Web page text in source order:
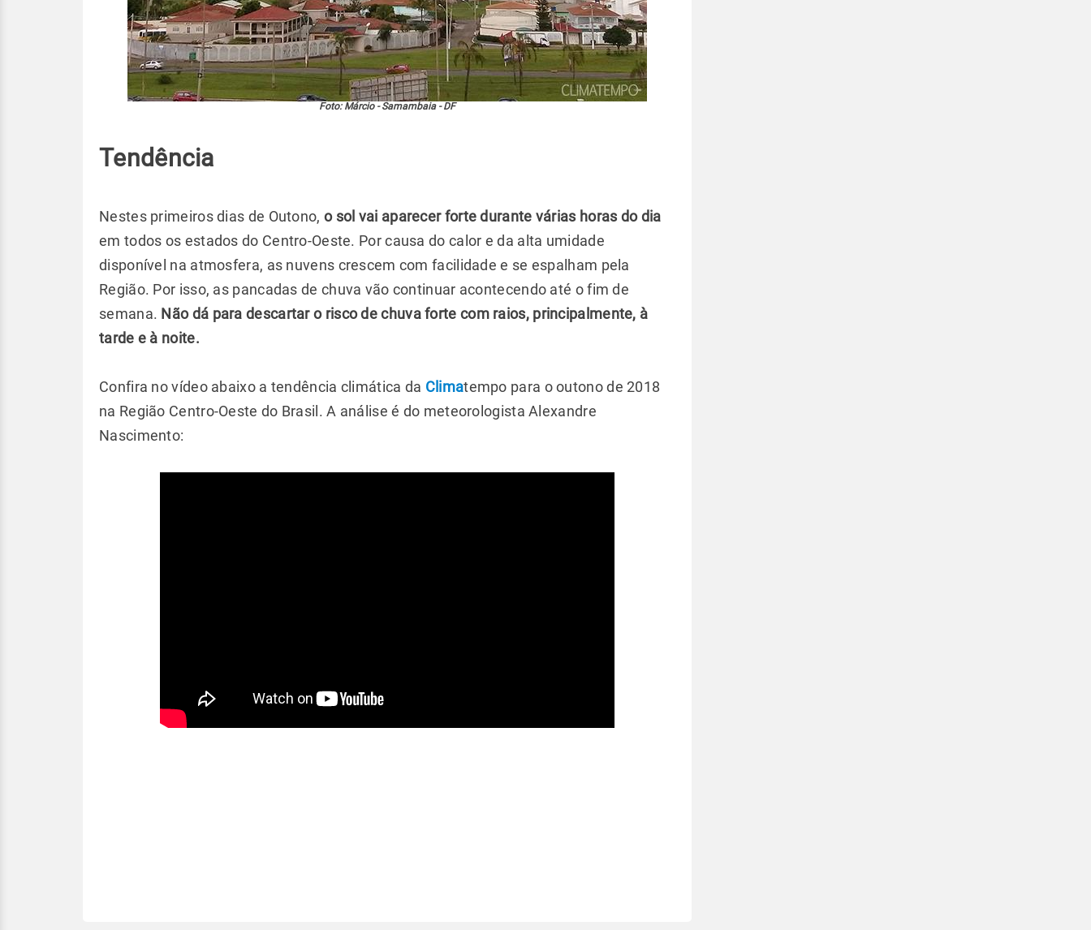
Foto: Márcio - Samambaia - DF
Tendência
Nestes primeiros dias de Outono, o sol vai aparecer forte durante várias horas do dia
em todos os estados do Centro-Oeste. Por causa do calor e da alta umidade
disponível na atmosfera, as nuvens crescem com facilidade e se espalham pela
Região. Por isso, as pancadas de chuva vão continuar acontecendo até o fim de
semana. Não dá para descartar o risco de chuva forte com raios, principalmente, à
tarde e à noite.
Confira no vídeo abaixo a tendência climática da Climatempo para o outono de 2018
na Região Centro-Oeste do Brasil. A análise é do meteorologista Alexandre
Nascimento: